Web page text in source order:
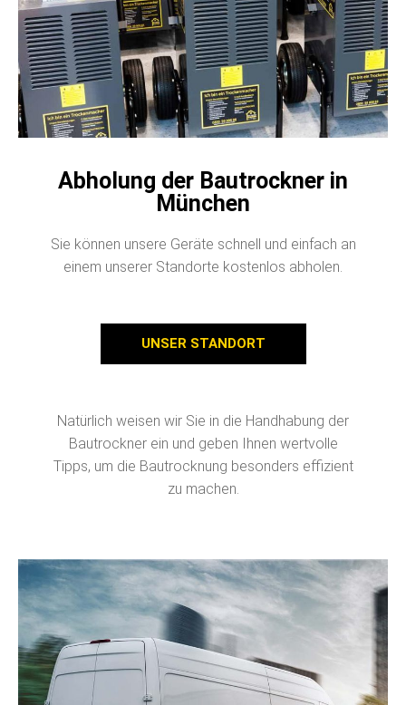
Abholung der Bautrockner in
München
Sie können unsere Geräte schnell und einfach an
einem unserer Standorte kostenlos abholen.
UNSER STANDORT
Natürlich weisen wir Sie in die Handhabung der
Bautrockner ein und geben Ihnen wertvolle
Tipps, um die Bautrocknung besonders effizient
zu machen.